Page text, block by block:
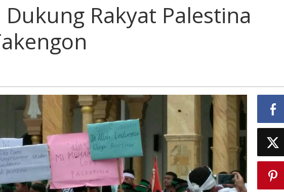
Rakyat
Palestina
Digelar
di
Dukung Rakyat Palestina